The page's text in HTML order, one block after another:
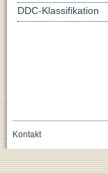
DDC-Klassifikation
Kontakt